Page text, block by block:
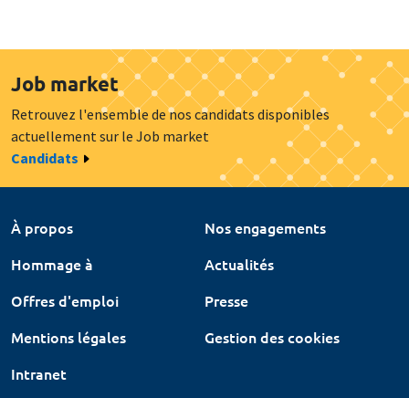
Job market
Retrouvez l'ensemble de nos candidats disponibles
actuellement sur le Job market
Candidats
À propos
Nos engagements
Hommage à
Actualités
Offres d'emploi
Presse
Mentions légales
Gestion des cookies
Intranet